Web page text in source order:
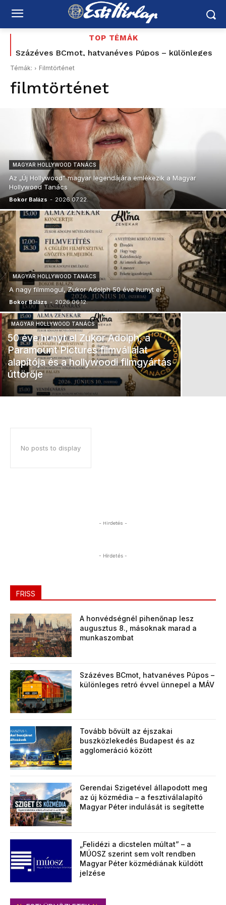
TOP TÉMÁK
Százéves BCmot, hatvanéves Púpos – különleges
retró évvel ünnepel a MÁV
Tovább bővült az éjszakai buszközlekedés
Budapest és az agglomeráció között
Témák: Filmtörténet
filmtörténet
MAGYAR HOLLYWOOD TANÁCS
Az „Új Hollywood” magyar legendájára emlékezik a Magyar
Hollywood Tanács
Bokor Balázs - 2026.07.22.
MAGYAR HOLLYWOOD TANÁCS
A nagy filmmogul, Zukor Adolph 50 éve hunyt el
Bokor Balázs - 2026.06.12.
MAGYAR HOLLYWOOD TANÁCS
50 éve hunyt el Zukor Adolph, a
Paramount Pictures filmvállalat
alapítója és a hollywoodi filmgyártás
úttörője
No posts to display
- Hirdetés -
- Hirdetés -
FRISS
A honvédségnél pihenőnap lesz
augusztus 8., másoknak marad a
munkaszombat
Százéves BCmot, hatvanéves Púpos –
különleges retró évvel ünnepel a MÁV
Tovább bővült az éjszakai
buszközlekedés Budapest és az
agglomeráció között
Gerendai Szigetével állapodott meg
az új közmédia – a fesztiválalapító
Magyar Péter indulását is segítette
„Felidézi a dicstelen múltat” – a
MÚOSZ szerint sem volt rendben
Magyar Péter közmédiának küldött
jelzése